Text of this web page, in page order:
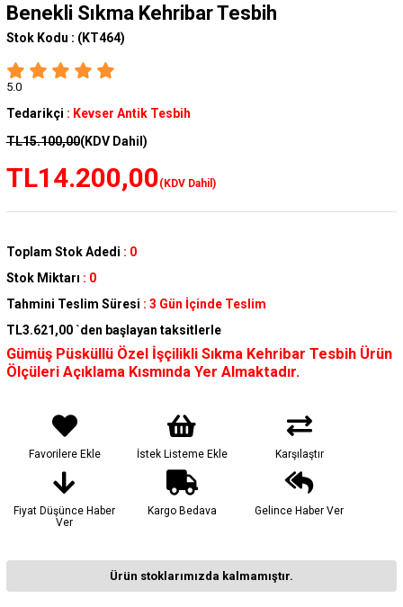
Benekli Sıkma Kehribar Tesbih
Stok Kodu : (KT464)
5.0
Tedarikçi : Kevser Antik Tesbih
TL15.100,00(KDV Dahil)
TL14.200,00(KDV Dahil)
Toplam Stok Adedi : 0
Stok Miktarı : 0
Tahmini Teslim Süresi : 3 Gün İçinde Teslim
TL3.621,00 `den başlayan taksitlerle
Gümüş Püsküllü Özel İşçilikli Sıkma Kehribar Tesbih Ürün
Ölçüleri Açıklama Kısmında Yer Almaktadır.
Favorilere Ekle İstek Listeme Ekle Karşılaştır
Fiyat Düşünce Haber
Ver
Kargo Bedava Gelince Haber Ver
Ürün stoklarımızda kalmamıştır.